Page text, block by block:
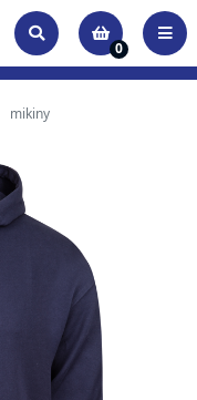
0
mikiny